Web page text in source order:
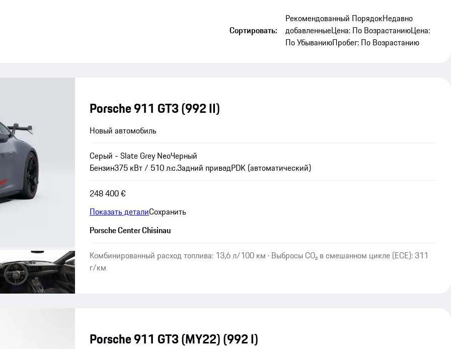
Сортировать:
Рекомендованный ПорядокНедавно
добавленныеЦена: По ВозрастаниюЦена:
По УбываниюПробег: По Возрастанию
Porsche 911 GT3(992 II)
Новый автомобиль
Серый - Slate Grey NeoЧерный
Бензин375 кВт / 510 л.с.Задний приводPDK (автоматический)
248 400 €
Показать деталиСохранить
Porsche Center Chisinau
Комбинированный расход топлива: 13,6 л/100 км · Выбросы CO₂ в смешанном цикле (ECE): 311
г/км
Porsche 911 GT3 (MY22)(992 I)